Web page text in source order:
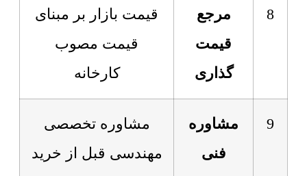
8
مرجع
قیمت
گذاری
قیمت بازار بر مبنای
قیمت مصوب
کارخانه
9
مشاوره
فنی
مشاوره تخصصی
مهندسی قبل از خرید